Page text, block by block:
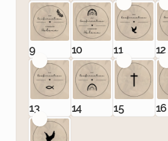
9 10 11 12
13 14 15 16
11